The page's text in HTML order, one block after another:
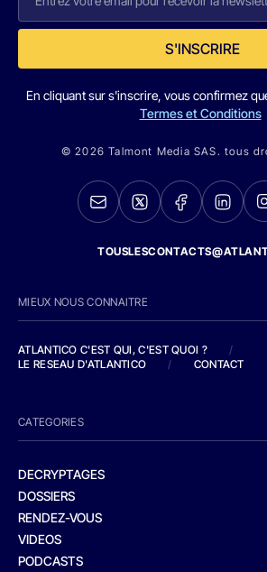
S'INSCRIRE
En cliquant sur s'inscrire, vous confirmez
Termes et Conditions
© 2026 Talmont Media SAS. tous
MIEUX NOUS CONNAITRE
ATLANTICO C'EST QUI, C'EST QUOI ?
/
LE RESEAU D'ATLANTICO
/ CONTACT
CATEGORIES
DECRYPTAGES
DOSSIERS
RENDEZ-VOUS
VIDEOS
PODCASTS